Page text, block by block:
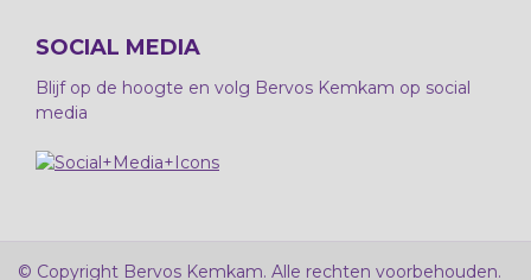
SOCIAL MEDIA
Blijf op de hoogte en volg Bervos Kemkam op social
media
© Copyright Bervos Kemkam. Alle rechten voorbehouden.